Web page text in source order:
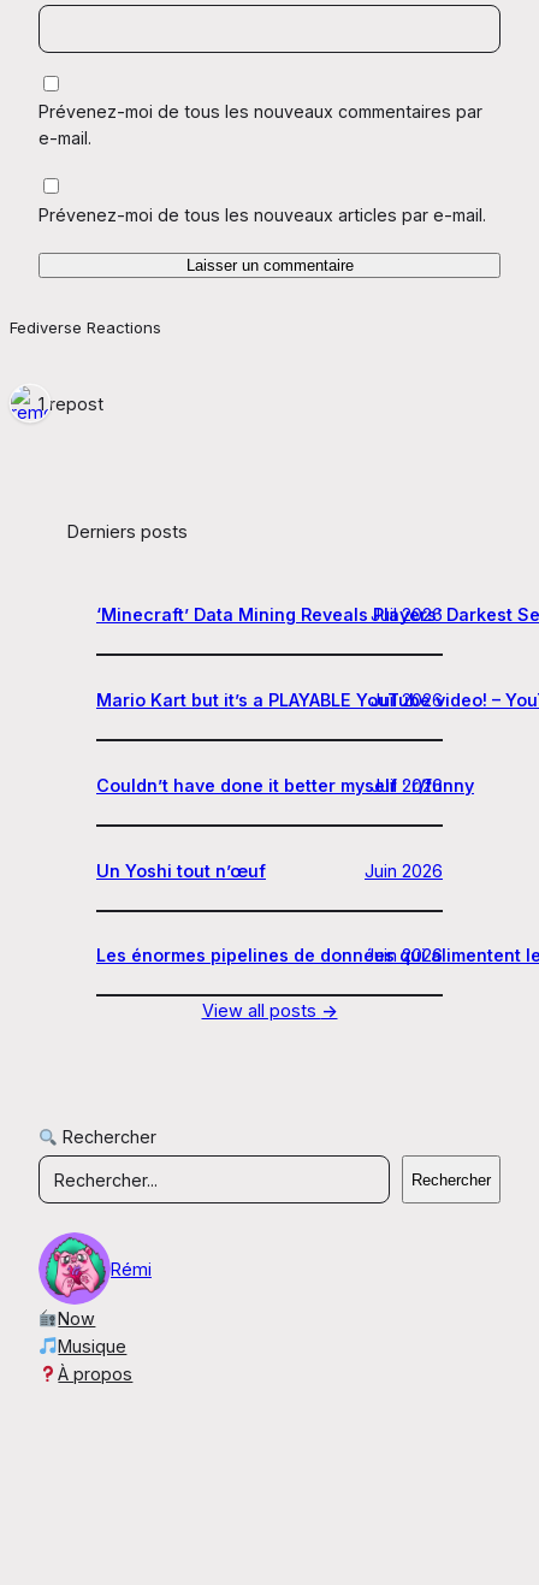
Prévenez-moi de tous les nouveaux commentaires par
e-mail.
Prévenez-moi de tous les nouveaux articles par e-mail.
Fediverse Reactions
1 repost
Derniers posts
‘Minecraft’ Data Mining Reveals Players’ Darkest
Juil 2026
Mario Kart but it’s a PLAYABLE YouTube video! –
Juil 2026
Couldn’t have done it better myself : r/funny
Juil 2026
Un Yoshi tout n’œuf Juin 2026
Les énormes pipelines de données qui alimentent
Juin 2026
View all posts →
Rechercher
Rechercher
Rémi
Now
Musique
À propos